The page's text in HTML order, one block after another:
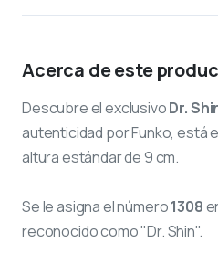
Acerca de este
Descubre el exclusivoDr.
autenticidad por Funko, está
altura estándar de 9 cm.
Se le asigna el número1308
reconocido como "Dr. Shin".